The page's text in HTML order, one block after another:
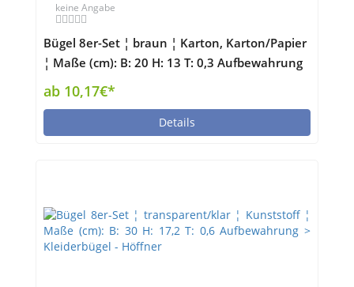
keine Angabe
Bügel 8er-Set ¦ braun ¦ Karton, Karton/Papier
¦ Maße (cm): B: 20 H: 13 T: 0,3 Aufbewahrung
> Kleiderbügel - Höffner
ab 10,17€*
Details